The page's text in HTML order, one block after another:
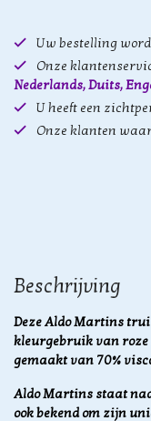
Uw bestelling
Onze
Nederlands, Duits,
U heeft een
Onze klanten
Beschrijving
Deze Aldo Martins
kleurgebruik van
gemaakt van 70%
Aldo Martins staat
ook bekend om zijn